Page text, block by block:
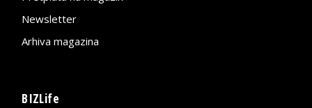
Newsletter
Arhiva magazina
BIZLife